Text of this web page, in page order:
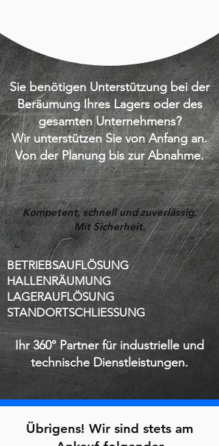
Sie benötigen Unterstützung bei der
Beräumung Ihres Lagers oder des
gesamten Unternehmens?
Wir unterstützen Sie von Anfang an.
Von der Planung bis zur Abnahme.
Kompetent, schnell und zuverlässig.
Mit Sicherheit.
BETRIEBSAUFLÖSUNG
HALLENRÄUMUNG
LAGERAUFLÖSUNG
STANDORTSCHLIESSUNG
Ihr 360° Partner für industrielle und
technische Dienstleistungen.
Übrigens! Wir sind stets am